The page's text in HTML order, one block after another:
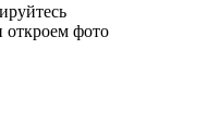
откроем фото